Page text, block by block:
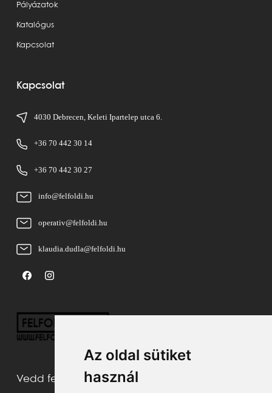
Az oldal sütiket
használ
Pályázatok
Katalógus
Kapcsolat
Kapcsolat
4030 Debrecen, Keleti Ipartelep utca 6.
+36 70 442 30 14
+36 70 442 30 27
info@felfoldi.hu
operativ@felfoldi.hu
klaudia.dudla@felfoldi.hu
Vedd fel velünk a kapcsolatot